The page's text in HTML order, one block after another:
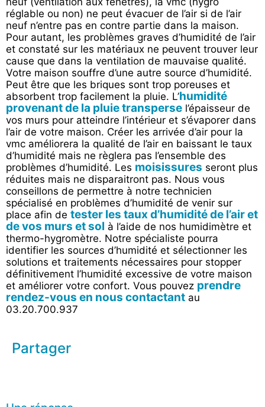
réglable ou non) ne peut évacuer de l’air si de l’air
neuf n’entre pas en contre partie dans la maison.
Pour autant, les problèmes graves d’humidité de l’air
et constaté sur les matériaux ne peuvent trouver leur
cause que dans la ventilation de mauvaise qualité.
Votre maison souffre d’une autre source d’humidité.
Peut être que les briques sont trop poreuses et
absorbent trop facilement la pluie. L’humidité
provenant de la pluie transperse l’épaisseur de
vos murs pour atteindre l’intérieur et s’évaporer dans
l’air de votre maison. Créer les arrivée d’air pour la
vmc améliorera la qualité de l’air en baissant le taux
d’humidité mais ne règlera pas l’ensemble des
problèmes d’humidité. Les moisissures seront plus
réduites mais ne disparaitront pas. Nous vous
conseillons de permettre à notre technicien
spécialisé en problèmes d’humidité de venir sur
place afin de tester les taux d’humidité de l’air et
de vos murs et sol à l’aide de nos humidimètre et
thermo-hygromètre. Notre spécialiste pourra
identifier les sources d’humidité et sélectionner les
solutions et traitements nécessaires pour stopper
définitivement l’humidité excessive de votre maison
et améliorer votre confort. Vous pouvez prendre
rendez-vous en nous contactant au
03.20.700.937
Partager